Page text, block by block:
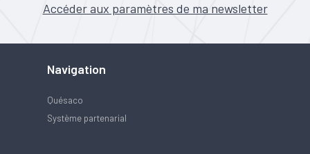
Accéder aux paramètres de ma newsletter
Navigation
Quésaco
Système partenarial